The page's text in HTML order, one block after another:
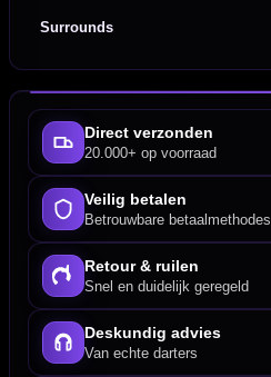
Surrounds
Direct verzonden
20.000+ op voorraad
Veilig betalen
Betrouwbare betaalmethodes
Retour & ruilen
Snel en duidelijk geregeld
Deskundig advies
Van echte darters